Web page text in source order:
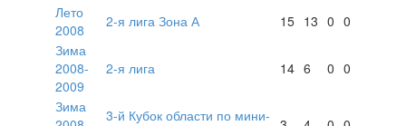
Лето
2008
2-я лига Зона А 15 13 0 0
Зима
2008-
2009
2-я лига 14 6 0 0
Зима
3-й Кубок области по мини-